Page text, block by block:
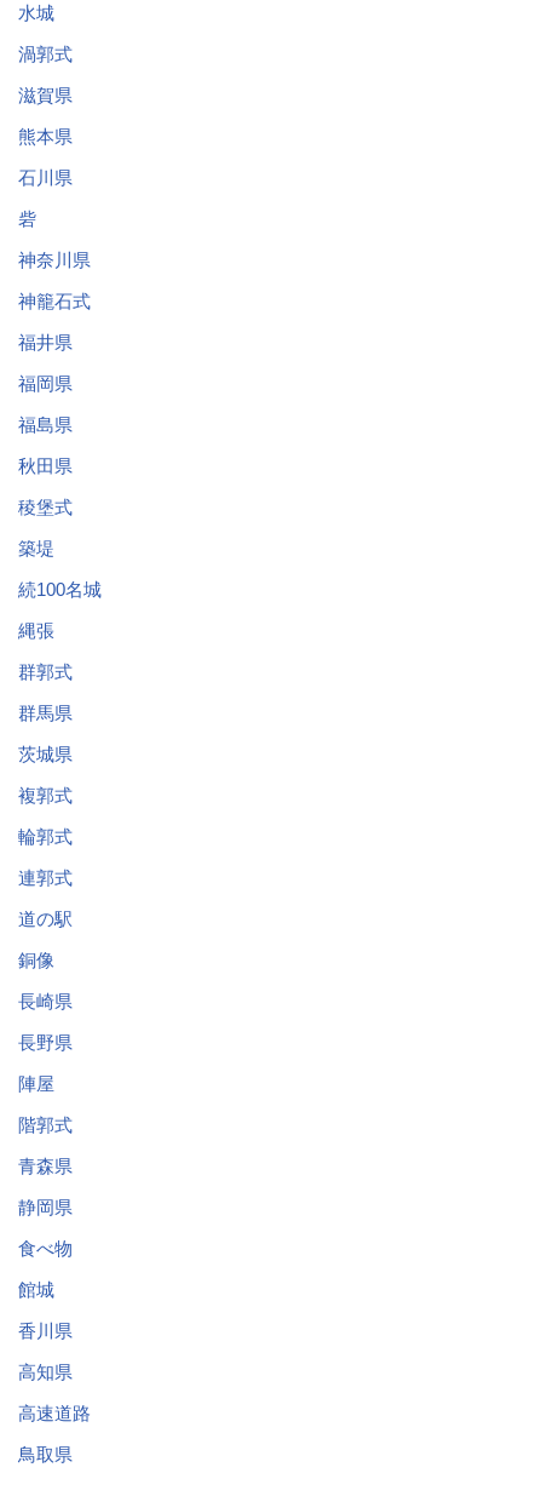
水城
渦郭式
滋賀県
熊本県
石川県
砦
神奈川県
神籠石式
福井県
福岡県
福島県
秋田県
稜堡式
築堤
続100名城
縄張
群郭式
群馬県
茨城県
複郭式
輪郭式
連郭式
道の駅
銅像
長崎県
長野県
陣屋
階郭式
青森県
静岡県
食べ物
館城
香川県
高知県
高速道路
鳥取県